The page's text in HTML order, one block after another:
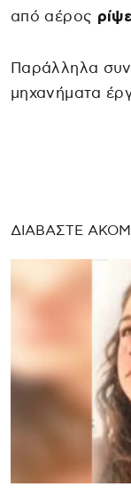
από αέρος
Παράλληλα
μηχανήματα
ΔΙΑΒΑΣΤΕ